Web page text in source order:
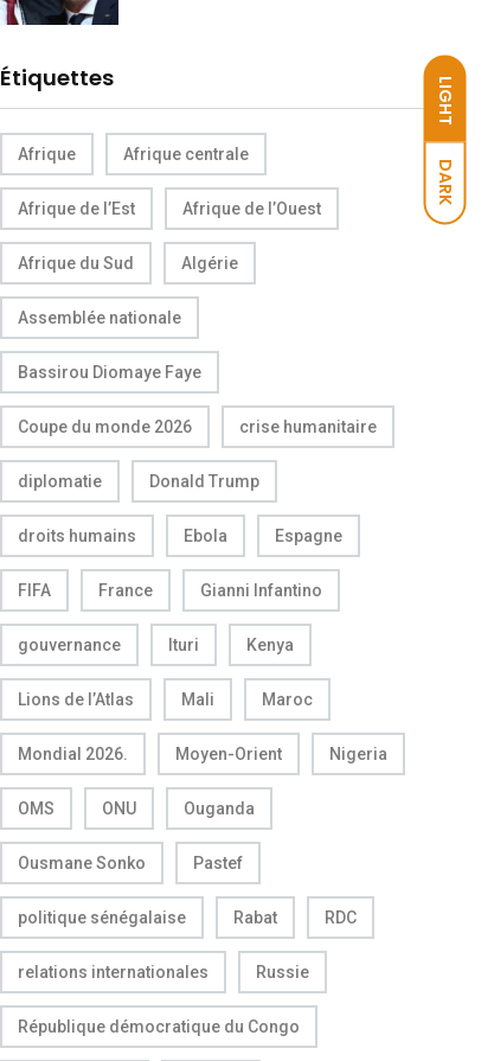
LIGHT
DARK
Étiquettes
Afrique Afrique centrale
Afrique de l’Est Afrique de l’Ouest
Afrique du Sud Algérie
Assemblée nationale
Bassirou Diomaye Faye
Coupe du monde 2026 crise humanitaire
diplomatie Donald Trump
droits humains Ebola Espagne
FIFA France Gianni Infantino
gouvernance Ituri Kenya
Lions de l’Atlas Mali Maroc
Mondial 2026. Moyen-Orient Nigeria
OMS ONU Ouganda
Ousmane Sonko Pastef
politique sénégalaise Rabat RDC
relations internationales Russie
République démocratique du Congo